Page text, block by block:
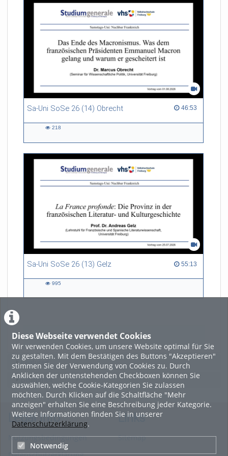
Diese Webseite verwendet Cookies
Wir verwenden Cookies, um unsere Website optimal für Sie
zu gestalten. Mit dem Bestätigen des Buttons "Akzeptieren"
stimmen Sie der Verwendung von Cookies zu. Durch
Anklicken der untenstehenden Checkboxen können Sie
auswählen, welche Cookie-Kategorien Sie zulassen
möchten. Durch Klicken auf die Schaltfläche "Mehr
anzeigen" erhalten Sie eine Beschreibung jeder Kategorie.
Weitere Informationen finden Sie in unserer
Datenschutzerklärung.
Notwendig
Sa-Uni SoSe 26 (14) Obrecht 46:53
46:53 duration
218
Sa-Uni SoSe 26 (13) Gelz 55:13
55:13 duration
995
LADE MEHR
Featured
Beliebtheit
Legal Info
Nutzungsbedingungen
Links
Sitemap